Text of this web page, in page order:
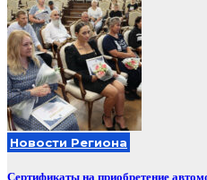
Новости Региона
Сертификаты на приобретение